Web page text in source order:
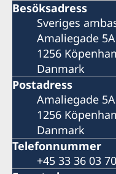
Besöksadress
Sveriges
Amaliegade 5A
1256
Danmark
Postadress
Amaliegade 5A
1256
Danmark
Telefonnummer
+45 33 36 03 70